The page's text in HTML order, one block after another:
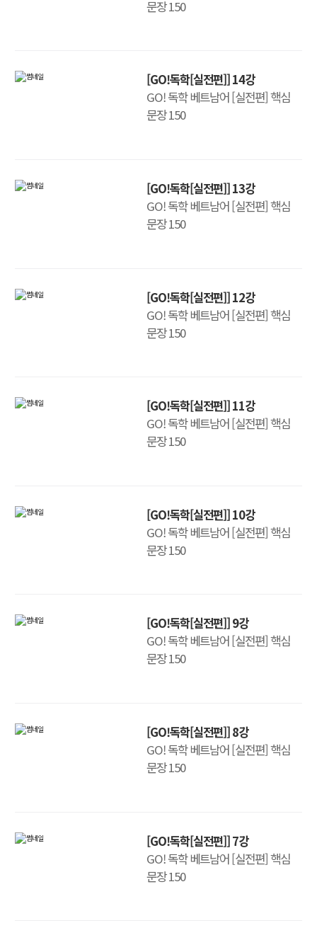
문장 150
[GO!독학[실전편]] 14강
GO! 독학 베트남어 [실전편] 핵심
문장 150
[GO!독학[실전편]] 13강
GO! 독학 베트남어 [실전편] 핵심
문장 150
[GO!독학[실전편]] 12강
GO! 독학 베트남어 [실전편] 핵심
문장 150
[GO!독학[실전편]] 11강
GO! 독학 베트남어 [실전편] 핵심
문장 150
[GO!독학[실전편]] 10강
GO! 독학 베트남어 [실전편] 핵심
문장 150
[GO!독학[실전편]] 9강
GO! 독학 베트남어 [실전편] 핵심
문장 150
[GO!독학[실전편]] 8강
GO! 독학 베트남어 [실전편] 핵심
문장 150
[GO!독학[실전편]] 7강
GO! 독학 베트남어 [실전편] 핵심
문장 150